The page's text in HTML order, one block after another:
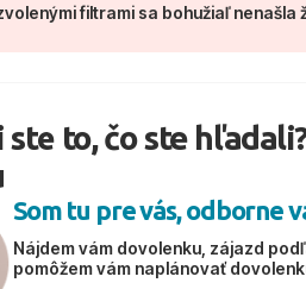
filtrami sa bohužiaľ
ste to, čo ste
Som tu pre vás, odborne
Nájdem vám dovolenku, zájazd
pomôžem vám naplánovať